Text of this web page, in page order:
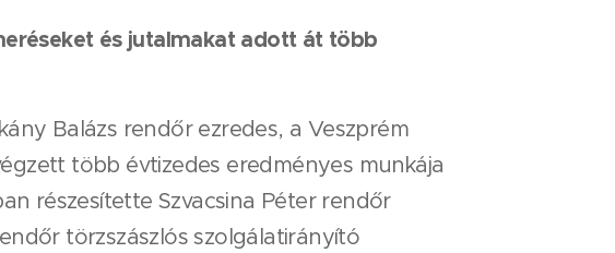
és jutalmakat adott át több
Balázs rendőr ezredes, a Veszprém
több évtizedes eredményes munkája
részesítette Szvacsina Péter rendőr
törzszászlós szolgálatirányító